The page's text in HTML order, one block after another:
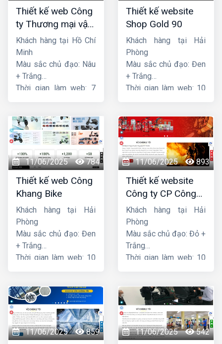
Thiết kế web Công
ty Thương mại vận
tải Song Bằng
Khách hàng tại Hồ Chí
Minh
Màu sắc chủ đạo: Nâu
+ Trắng
Thời gian làm web: 7
Thiết kế website
Shop Gold 90
Khách hàng tại Hải
Phòng
Màu sắc chủ đạo: Đen
+ Trắng
Thời gian làm web: 10
11/06/2025 784
Thiết kế web Công
Khang Bike
Khách hàng tại Hải
Phòng
Màu sắc chủ đạo: Đen
+ Trắng
Thời gian làm web: 10
11/06/2025 893
Thiết kế website
Công ty CP Công
nghệ PCCC Bắc Hà
Khách hàng tại Hải
Phòng
Màu sắc chủ đạo: Đỏ +
Trắng
Thời gian làm web: 10
11/06/2025 859 11/06/2025 542